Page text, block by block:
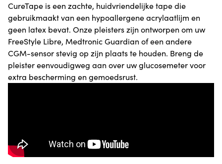
CureTape is een zachte, huidvriendelijke tape die
gebruikmaakt van een hypoallergene acrylaatlijm en
geen latex bevat. Onze pleisters zijn ontworpen om uw
FreeStyle Libre, Medtronic Guardian of een andere
CGM-sensor stevig op zijn plaats te houden. Breng de
pleister eenvoudigweg aan over uw glucosemeter voor
extra bescherming en gemoedsrust.